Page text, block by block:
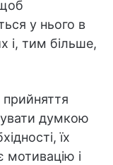
у нього в
і, тим більше,
думкою
їх
мотивацію і